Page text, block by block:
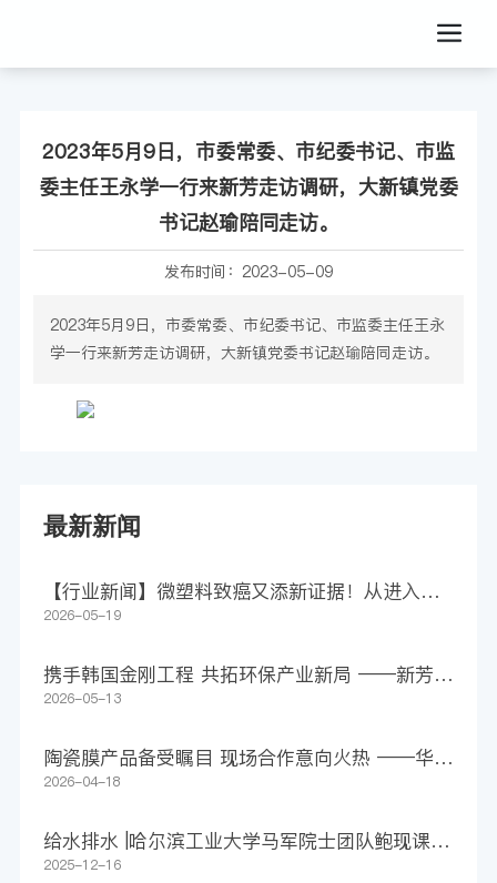
2023年5月9日，市委常委、市纪委书记、市监
委主任王永学一行来新芳走访调研，大新镇党委
书记赵瑜陪同走访。
发布时间： 2023-05-09
2023年5月9日，市委常委、市纪委书记、市监委主任王永
学一行来新芳走访调研，大新镇党委书记赵瑜陪同走访。
最新新闻
【行业新闻】微塑料致癌又添新证据！从进入身
体到助长肿瘤，仅4步
2026-05-19
携手韩国金刚工程 共拓环保产业新局 ——新芳科
技集团签署1500万美元意向合作协议
2026-05-13
陶瓷膜产品备受瞩目 现场合作意向火热 ——华远
环境亮相第27届上海环博会
2026-04-18
给水排水 |哈尔滨工业大学马军院士团队鲍现课题
组WR：净化还是污染？追踪膜源微塑料释放，守
2025-12-16